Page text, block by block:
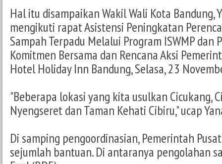
Hal itu disampaikan Wakil Wali Kota Bandung,
mengikuti rapat Asistensi Peningkatan
Sampah Terpadu Melalui Program ISWMP dan
Komitmen Bersama dan Rencana Aksi
Hotel Holiday Inn Bandung, Selasa, 23
"Beberapa lokasi yang kita usulkan Cicukang,
Nyengseret dan Taman Kehati Cibiru," ucap
Di samping pengoordinasian, Pemerintah
sejumlah bantuan. Di antaranya pengolahan